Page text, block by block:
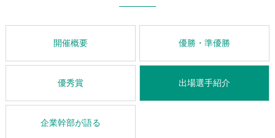
開催概要 優勝・準優勝
優秀賞 出場選手紹介
企業幹部が語る